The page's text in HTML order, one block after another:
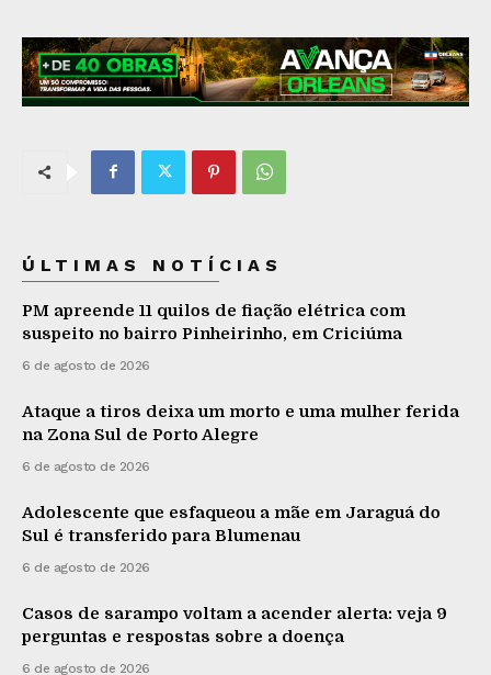
ÚLTIMAS NOTÍCIAS
PM apreende 11 quilos de fiação elétrica com
suspeito no bairro Pinheirinho, em Criciúma
6 de agosto de 2026
Ataque a tiros deixa um morto e uma mulher ferida
na Zona Sul de Porto Alegre
6 de agosto de 2026
Adolescente que esfaqueou a mãe em Jaraguá do
Sul é transferido para Blumenau
6 de agosto de 2026
Casos de sarampo voltam a acender alerta: veja 9
perguntas e respostas sobre a doença
6 de agosto de 2026